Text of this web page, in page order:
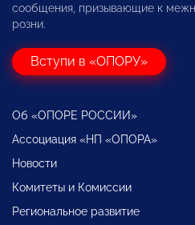
сообщения, призывающие к
розни.
Вступи в «ОПОРУ»
Об «ОПОРЕ РОССИИ»
Ассоциация «НП «ОПОРА»
Новости
Комитеты и Комиссии
Региональное развитие